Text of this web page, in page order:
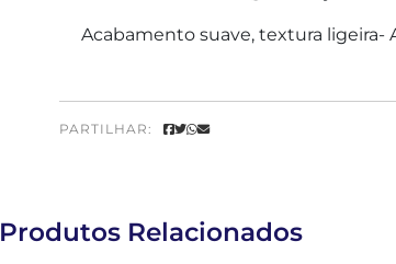
Acabamento suave, textura ligeira-
PARTILHAR:
Produtos Relacionados